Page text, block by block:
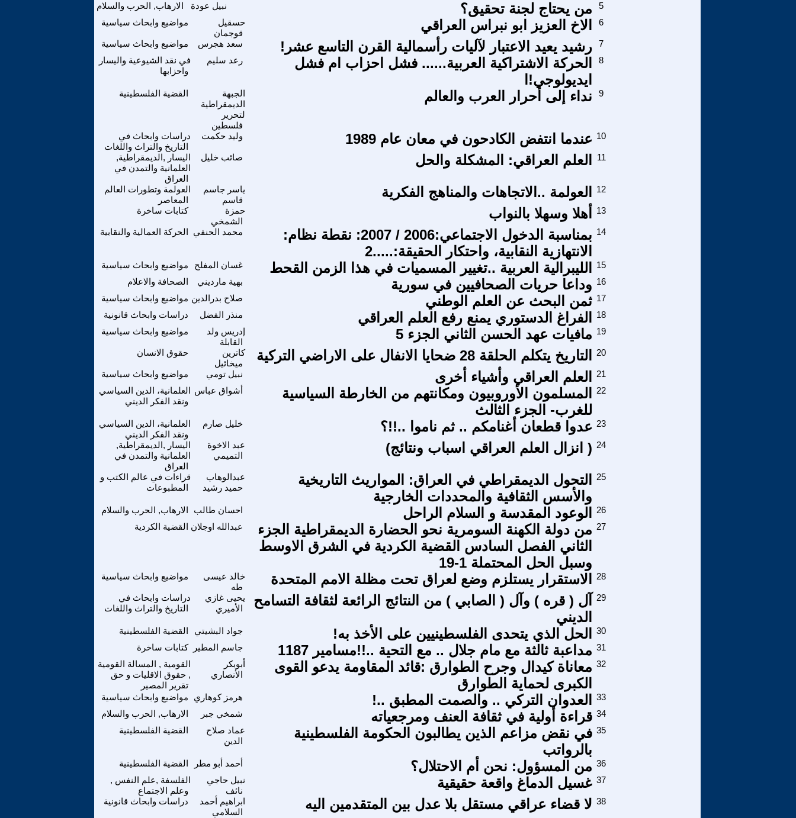
الارهاب, الحرب والسلام نبيل عودة من يحتاج لجنة تحقيق؟
5
مواضيع وابحاث سياسية
حسقيل
قوجمان
الاخ العزيز ابو نبراس العراقي 6
مواضيع وابحاث سياسية سعد هجرس رشيد يعيد الاعتبار لآليات رأسمالية القرن التاسع عشر!
7
في نقد الشيوعية واليسار
واحزابها
رعد سليم
الحركة الاشتراكية العربية...... فشل احزاب ام فشل
ايديولوجي!ا
8
القضية الفلسطينية
الجبهة
الديمقراطية
لتحرير
فلسطين
نداء إلى أحرار العرب والعالم 9
دراسات وابحاث في
التاريخ والتراث واللغات
وليد حكمت عندما انتفض الكادحون في معان عام 1989 10
اليسار ,الديمقراطية,
العلمانية والتمدن في
العراق
صائب خليل العلم العراقي: المشكلة والحل 11
العولمة وتطورات العالم
المعاصر
ياسر جاسم
قاسم
العولمة ..الاتجاهات والمناهج الفكرية 12
كتابات ساخرة
حمزة
الشمخي
أهلا وسهلا بالنواب 13
الحركة العمالية والنقابية محمد الحنفي
بمناسبة الدخول الاجتماعي:2006 / 2007: نقطة نظام:
الانتهازية النقابية، واحتكار الحقيقة:.....2
14
مواضيع وابحاث سياسية غسان المفلح الليبرالية العربية ..تغيير المسميات في هذا الزمن القحط
15
الصحافة والاعلام
بهية مارديني وداعا حريات الصحافيين في سورية 16
مواضيع وابحاث سياسية صلاح بدرالدين ثمن البحث عن العلم الوطني 17
دراسات وابحاث قانونية
منذر الفضل الفراغ الدستوري يمنع رفع العلم العراقي
18
مواضيع وابحاث سياسية
إدريس ولد
القابلة
مافيات عهد الحسن الثاني الجزء 5 19
حقوق الانسان
كاترين
ميخائيل
التاريخ يتكلم الحلقة 28 ضحايا الانفال على الاراضي التركية 20
مواضيع وابحاث سياسية نبيل تومي العلم العراقي وأشياء أخرى
21
العلمانية، الدين السياسي
ونقد الفكر الديني
أشواق عباس
المسلمون الأوروبيون ومكانتهم من الخارطة السياسية
للغرب- الجزء الثالث
22
العلمانية، الدين السياسي
ونقد الفكر الديني
خليل صارم عدوا قطعان أغنامكم .. ثم ناموا ..!!؟ 23
اليسار ,الديمقراطية,
العلمانية والتمدن في
العراق
عبد الاخوة
التميمي
( انزال العلم العراقي اسباب ونتائج) 24
قراءات في عالم الكتب و
المطبوعات
عبدالوهاب
حميد رشيد
التحول الديمقراطي في العراق: المواريث التاريخية
والأسس الثقافية والمحددات الخارجية
25
الارهاب, الحرب والسلام احسان طالب الوعود المقدسة و السلام الراحل
26
القضية الكردية عبدالله اوجلان
من دولة الكهنة السومرية نحو الحضارة الديمقراطية الجزء
الثاني الفصل السادس القضية الكردية في الشرق الاوسط
وسبل الحل المحتملة 1-19
27
مواضيع وابحاث سياسية
خالد عيسى
طه
الاستقرار يستلزم وضع لعراق تحت مظلة الامم المتحدة 28
دراسات وابحاث في
التاريخ والتراث واللغات
يحيى غازي
الأميري
آل ( قره ) وآل ( الصابي ) من النتائج الرائعة لثقافة التسامح
الديني
29
القضية الفلسطينية جواد البشيتي الحل الذي يتحدى الفلسطينيين على الأخذ به!
30
كتابات ساخرة
جاسم المطير مداعبة ثالثة مع مام جلال .. مع التحية ..!!مسامير 1187 31
القومية , المسالة القومية
, حقوق الاقليات و حق
تقرير المصير
أبوبكر
الأنصاري
معاناة كيدال وجرح الطوارق :قائد المقاومة يدعو القوى
الكبرى لحماية الطوارق
32
مواضيع وابحاث سياسية هرمز كوهاري العدوان التركي .. والصمت المطبق ..!
33
الارهاب, الحرب والسلام
شمخي جبر قراءة أولية في ثقافة العنف ومرجعياته 34
القضية الفلسطينية
عماد صلاح
الدين
في نقض مزاعم الذين يطالبون الحكومة الفلسطينية
بالرواتب
35
القضية الفلسطينية أحمد أبو مطر من المسؤول: نحن أم الاحتلال؟ 36
الفلسفة ,علم النفس ,
وعلم الاجتماع
نبيل حاجي
نائف
غسيل الدماغ واقعة حقيقية 37
دراسات وابحاث قانونية
ابراهيم أحمد
السلامي
لا قضاء عراقي مستقل بلا عدل بين المتقدمين اليه 38